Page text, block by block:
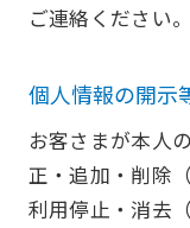
ご連絡ください。
個人情報の開示
お客さまが本人
正・追加・削除
利用停止・消去